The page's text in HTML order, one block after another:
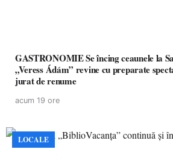
GASTRONOMIE Se încing ceaunele la Satu Mare! Concursul
„Veress Ádám” revine cu preparate
jurat de renume
acum 19 ore
LOCALE